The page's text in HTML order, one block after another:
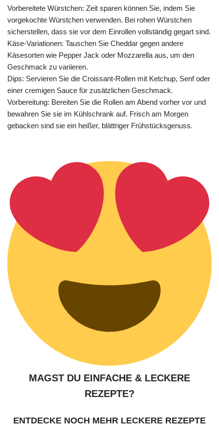
Vorbereitete Würstchen: Zeit sparen können Sie, indem Sie
vorgekochte Würstchen verwenden. Bei rohen Würstchen
sicherstellen, dass sie vor dem Einrollen vollständig gegart sind.
Käse-Variationen: Tauschen Sie Cheddar gegen andere
Käsesorten wie Pepper Jack oder Mozzarella aus, um den
Geschmack zu variieren.
Dips: Servieren Sie die Croissant-Rollen mit Ketchup, Senf oder
einer cremigen Sauce für zusätzlichen Geschmack.
Vorbereitung: Bereiten Sie die Rollen am Abend vorher vor und
bewahren Sie sie im Kühlschrank auf. Frisch am Morgen
gebacken sind sie ein heißer, blättriger Frühstücksgenuss.
MAGST DU EINFACHE & LECKERE
REZEPTE?
ENTDECKE NOCH MEHR LECKERE REZEPTE